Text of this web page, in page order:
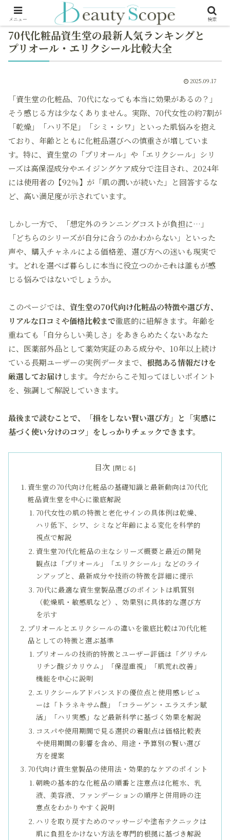
70代化粧品資生堂の最新人気ランキングと
プリオール・エリクシール比較大全
2025.09.17
「資生堂の化粧品、70代になっても本当に効果があるの？」
そう感じる方は少なくありません。実際、70代女性の約7割が
「乾燥」「ハリ不足」「シミ・シワ」といった肌悩みを抱え
ており、年齢とともに化粧品選びへの慎重さが増していま
す。特に、資生堂の「プリオール」や「エリクシール」シリ
ーズは高保湿成分やエイジングケア成分で注目され、2024年
には使用者の【92％】が「肌の潤いが続いた」と回答するな
ど、高い満足度が示されています。
しかし一方で、「想定外のランニングコストが負担に…」
「どちらのシリーズが自分に合うのかわからない」といった
声や、購入チャネルによる価格差、選び方への迷いも現実で
す。
どれを選べば暮らしに本当に役立つのか――これは誰もが感
じる悩みではないでしょうか。
このページでは、 資生堂の70代向け化粧品の特徴や選び方、
リアルな口コミや価格比較まで徹底的に紐解きます。 年齢を
重ねても「自分らしい美しさ」をあきらめたくないあなた
に、医薬部外品として薬効実証のある成分や、10年以上続け
ている長期ユーザーの実例データまで、 根拠ある情報だけを
厳選してお届けします。今だからこそ知ってほしいポイント
を、強調して解説していきます。
最後まで読むことで、「損をしない賢い選び方」と「実感に
基づく使い分けのコツ」をしっかりチェックできます。
目次
資生堂の70代向け化粧品の基礎知識と最新動向は70代化
粧品資生堂を中心に徹底解説
70代女性の肌の特徴と老化サインの具体例は乾燥、
ハリ低下、シワ、シミなど年齢による変化を科学的
視点で解説
資生堂70代化粧品の主なシリーズ概要と最近の開発
観点は「プリオール」「エリクシール」などのライ
ンアップと、最新成分や技術の特徴を詳細に提示
70代に最適な資生堂製品選びのポイントは肌質別
（乾燥肌・敏感肌など）、効果別に具体的な選び方
を示す
プリオールとエリクシールの違いを徹底比較は70代化粧
品としての特徴と選ぶ基準
プリオールの技術的特徴とユーザー評価は「グリチル
リチン酸ジカリウム」「保湿重視」「肌荒れ改善」
機能を中心に説明
エリクシールアドバンスドの優位点と使用感レビュ
ーは「トラネキサム酸」「コラーゲン・エラスチン賦
活」「ハリ実感」など最新科学に基づく効果を解説
コスパや使用期間で見る選択の着眼点は価格比較表
や使用期間の影響を含め、用途・予算別の賢い選び
方を提案
70代向け資生堂製品の使用法・効果的なケアのポイント
朝晩の基本的な化粧品の順番と注意点は化粧水、乳
液、美容液、ファンデーションの順序と併用時の注
意点をわかりやすく説明
ハリを取り戻すためのマッサージや塗布テクニックは
肌に負担をかけない方法を専門的根拠に基づき解説
メニュー 検索